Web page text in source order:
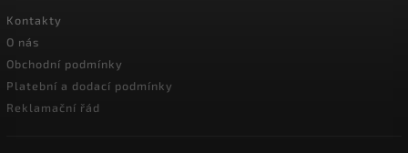
Kontakty
O nás
Obchodní podmínky
Platební a dodací podmínky
Reklamační řád